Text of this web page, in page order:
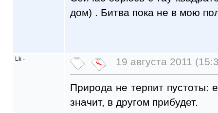
дом) . Битва пока не в мою
Lk - 19 августа 2011
Природа не терпит пустоты:
значит, в другом прибудет.